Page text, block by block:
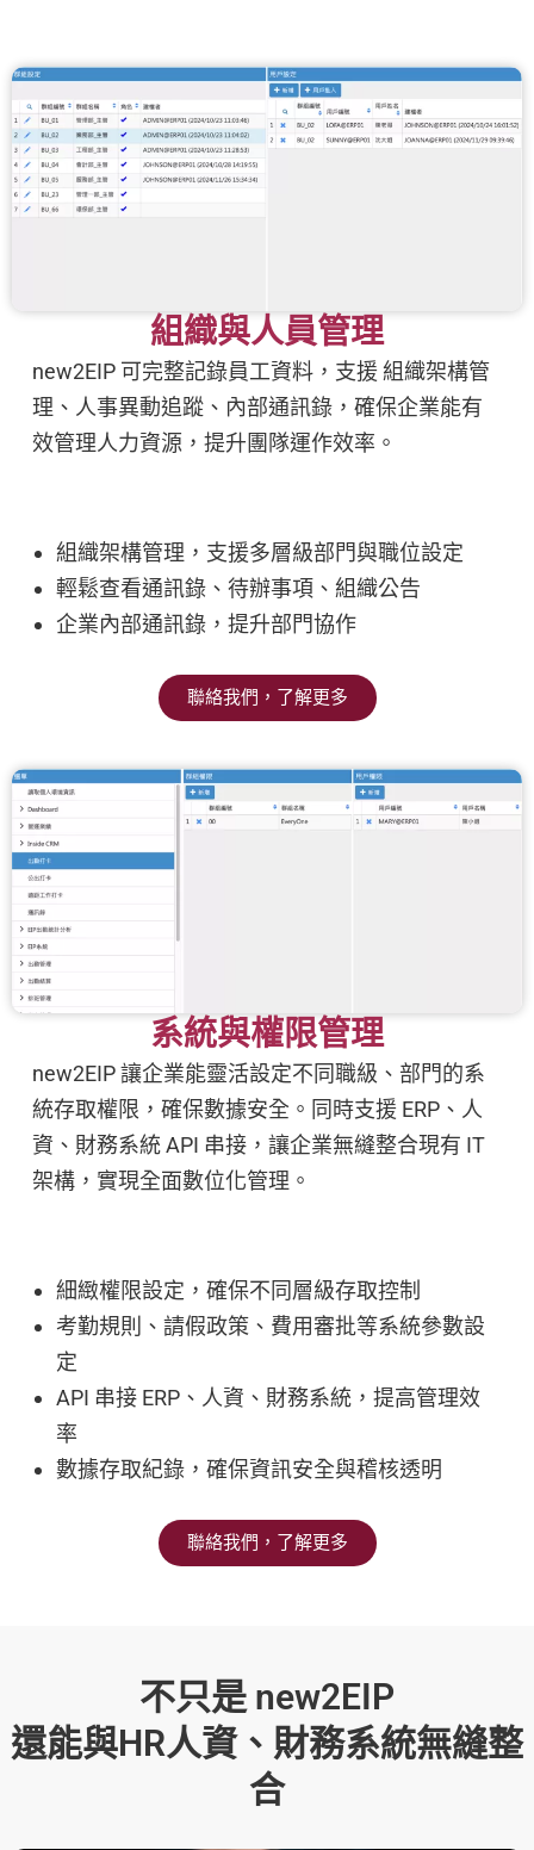
組織與人員管理
new2EIP 可完整記錄員工資料，支援 組織架構管
理、人事異動追蹤、內部通訊錄，確保企業能有
效管理人力資源，提升團隊運作效率。
組織架構管理，支援多層級部門與職位設定
輕鬆查看通訊錄、待辦事項、組織公告
企業內部通訊錄，提升部門協作
聯絡我們，了解更多
系統與權限管理
new2EIP 讓企業能靈活設定不同職級、部門的系
統存取權限，確保數據安全。同時支援 ERP、人
資、財務系統 API 串接，讓企業無縫整合現有 IT
架構，實現全面數位化管理。
細緻權限設定，確保不同層級存取控制
考勤規則、請假政策、費用審批等系統參數設
定
API 串接 ERP、人資、財務系統，提高管理效
率
數據存取紀錄，確保資訊安全與稽核透明
聯絡我們，了解更多
不只是 new2EIP
還能與HR人資、財務系統無縫整
合